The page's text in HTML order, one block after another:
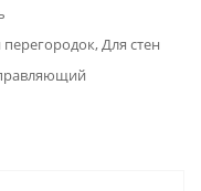
перегородок, Для стен